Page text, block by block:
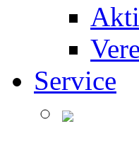
Service